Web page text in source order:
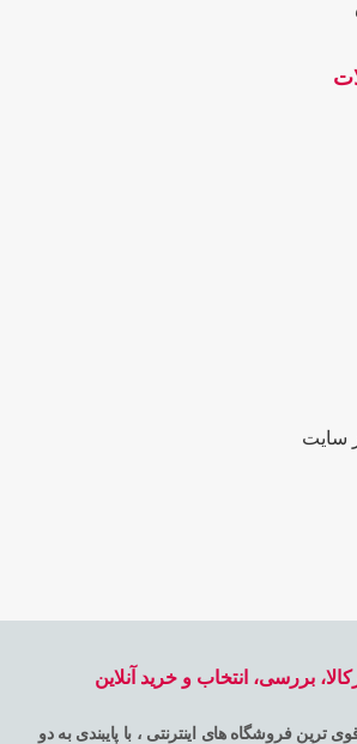
سایت
بررسی، انتخاب و خرید آنلاین
ترین فروشگاه های اینترنتی ، با پایبندی به دو